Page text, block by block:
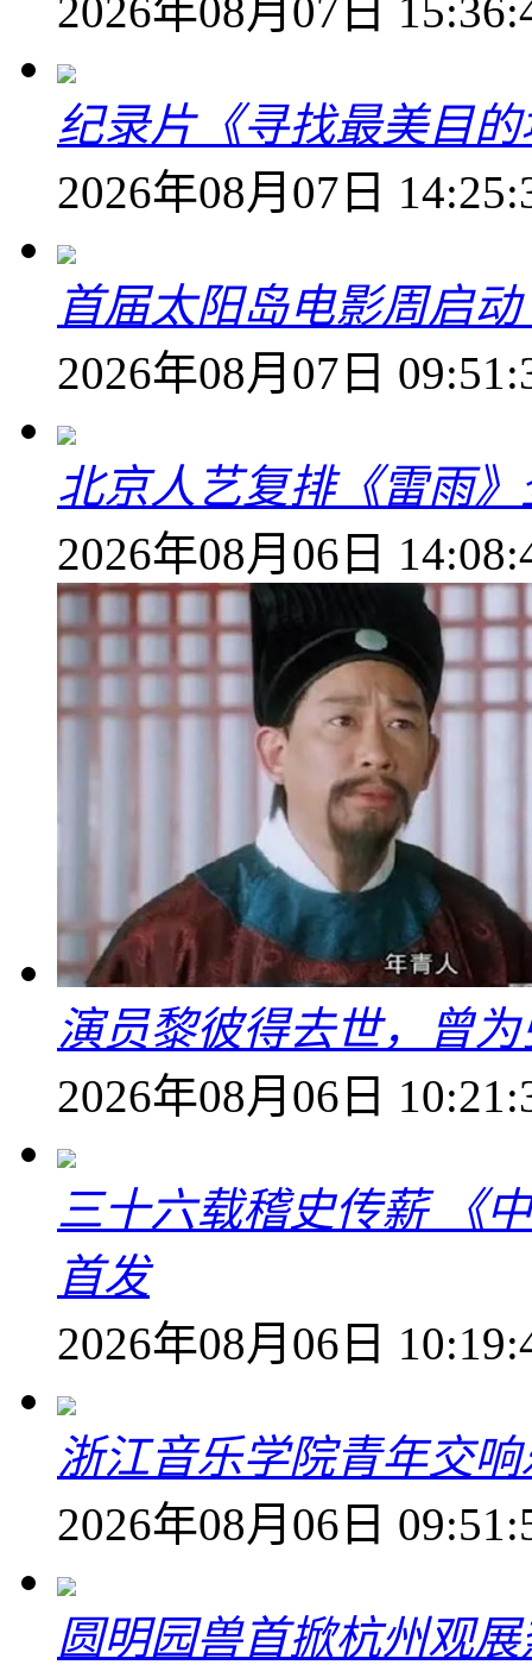
2026年08月07日
纪录片《寻找最美目
2026年08月07日
首届太阳岛电影周启
2026年08月07日
北京人艺复排《雷雨》
2026年08月06日
演员黎彼得去世，曾
2026年08月06日
三十六载稽史传薪 《
首发
2026年08月06日
浙江音乐学院青年交
2026年08月06日
圆明园兽首掀杭州观